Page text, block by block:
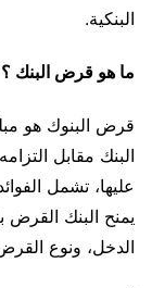
البنكية.
ما هو قرض البنك ؟
قرض البنوك هو
البنك مقابل
عليها، تشمل
يمنح البنك القرض
الدخل، ونوع